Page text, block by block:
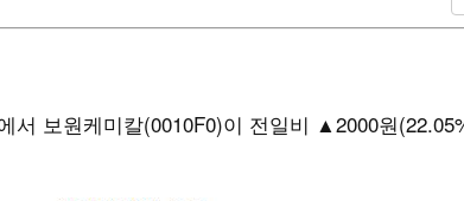
서 보원케미칼(0010F0)이 전일비 ▲2000원